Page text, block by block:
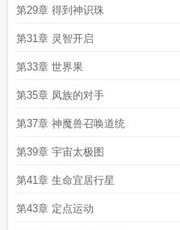
第29章 得到神识珠
第31章 灵智开启
第33章 世界果
第35章 凤族的对手
第37章 神魔兽召唤道统
第39章 宇宙太极图
第41章 生命宜居行星
第43章 定点运动